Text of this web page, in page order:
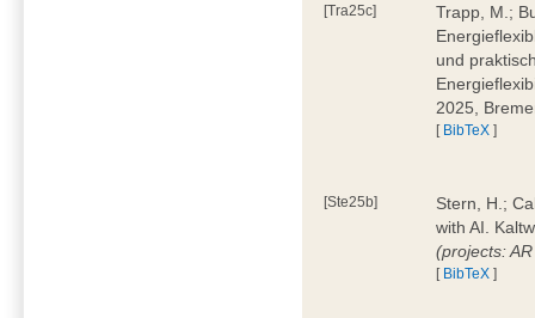
[Tra25c]
Trapp, M.;
und
2025,
[ BibTeX ]
[Ste25b]
Stern, H.;
with AI.
(projects:
[ BibTeX ]